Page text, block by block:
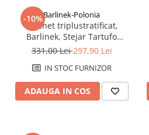
-10%Barlinek-Polonia
Parchet triplustratificat,
Barlinek, Stejar Tartufo
Grande
331,00 Lei297,90 Lei
IN STOC FURNIZOR
ADAUGA IN COS